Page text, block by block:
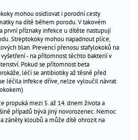
mohou osidlovat i porodní cesty
na dítě během porodu. V takovém
první příznaky infekce u dítěte nastupují
Streptokoky mohou napadnout plíce,
blan. Prevencí přenosu stafylokoků na
- na přítomnost těchto bakterií v
Pokud se přítomnost beta
léčí se antibiotiky až těsně před
léčila infekce dříve, nelze vyloučil návrat
propuká mezi 5. až 14. dnem života a
případů bývá jiný novorozenec. Nemoc
záněty kloubů a může dítě ohrozit na